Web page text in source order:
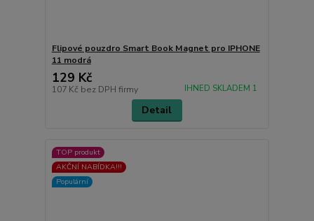
Flipové pouzdro Smart Book Magnet pro IPHONE
11 modrá
129 Kč
107 Kč bez DPH firmy IHNED SKLADEM 1
Detail
TOP produkt
AKČNÍ NABÍDKA!!!
Populární